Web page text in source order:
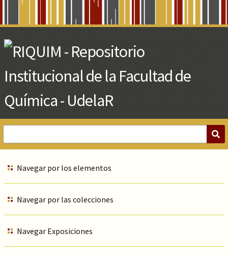
Main
Content
Navegar por los elementos
Navegar por las colecciones
Navegar Exposiciones